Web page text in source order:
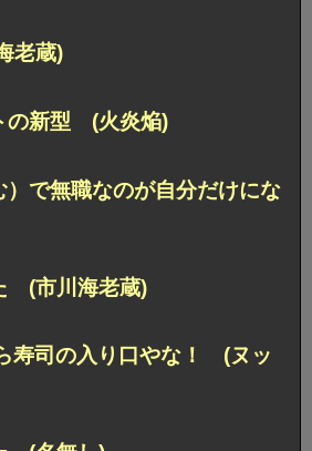
老蔵)
の新型 (火炎焔)
）で無職なのが自分だけにな
(市川海老蔵)
寿司の入り口やな！ (ヌッ